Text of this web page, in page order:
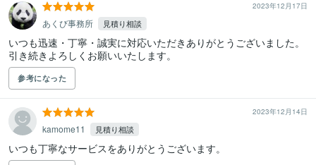
2023年12月17日
あくび事務所 見積り相談
いつも迅速・丁寧・誠実に対応いただきありがとうございました。
引き続きよろしくお願いいたします。
参考になった
2023年12月14日
kamome11 見積り相談
いつも丁寧なサービスをありがとうございます。